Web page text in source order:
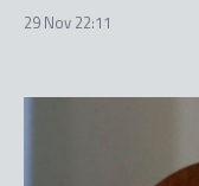
29 Nov 22:11